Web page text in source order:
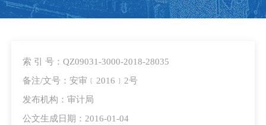
索 引 号：QZ09031-3000-2018-28035
备注/文号：安审﹝2016﹞2号
发布机构：审计局
公文生成日期：2016-01-04